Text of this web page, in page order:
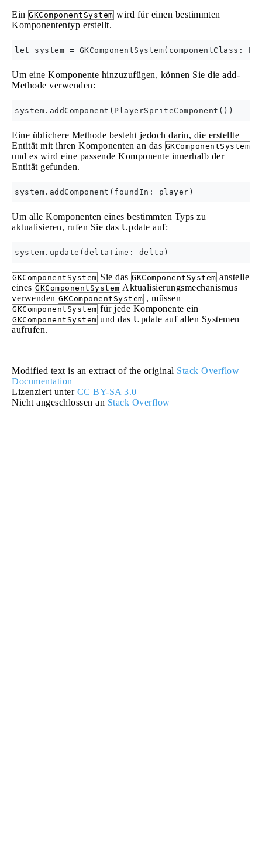
Ein GKComponentSystem wird für einen bestimmten
Komponententyp erstellt.
Um eine Komponente hinzuzufügen, können Sie die add-
Methode verwenden:
Eine üblichere Methode besteht jedoch darin, die erstellte
Entität mit ihren Komponenten an das GKComponentSystem
und es wird eine passende Komponente innerhalb der
Entität gefunden.
Um alle Komponenten eines bestimmten Typs zu
aktualisieren, rufen Sie das Update auf:
GKComponentSystem Sie das GKComponentSystem anstelle
eines GKComponentSystem Aktualisierungsmechanismus
verwenden GKComponentSystem , müssen
GKComponentSystem für jede Komponente ein
GKComponentSystem und das Update auf allen Systemen
aufrufen.
Modified text is an extract of the original Stack Overflow
Documentation
Lizenziert unter CC BY-SA 3.0
Nicht angeschlossen an Stack Overflow